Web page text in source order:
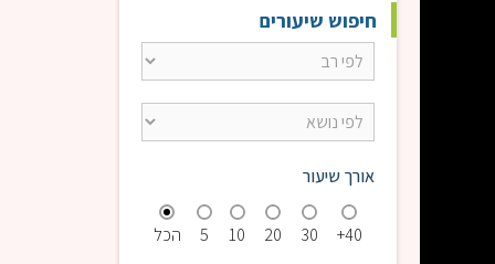
חיפוש שיעורים
אורך שיעור
הכל 5 10 20 30 40+